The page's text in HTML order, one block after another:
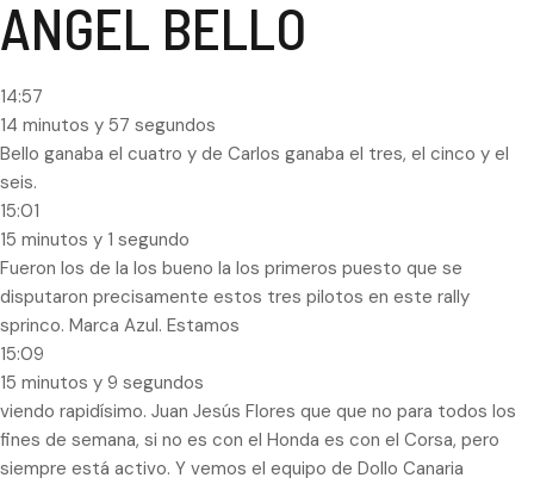
ANGEL BELLO
14:57
14 minutos y 57 segundos
Bello ganaba el cuatro y de Carlos ganaba el tres, el cinco y el
seis.
15:01
15 minutos y 1 segundo
Fueron los de la los bueno la los primeros puesto que se
disputaron precisamente estos tres pilotos en este rally
sprinco. Marca Azul. Estamos
15:09
15 minutos y 9 segundos
viendo rapidísimo. Juan Jesús Flores que que no para todos los
fines de semana, si no es con el Honda es con el Corsa, pero
siempre está activo. Y vemos el equipo de Dollo Canaria